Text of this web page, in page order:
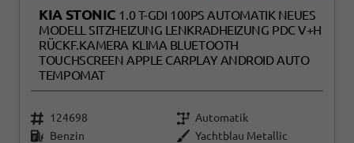
KIA STONIC 1.0 T-GDI 100PS AUTOMATIK NEUES
MODELL SITZHEIZUNG LENKRADHEIZUNG PDC V+H
RÜCKF.KAMERA KLIMA BLUETOOTH
TOUCHSCREEN APPLE CARPLAY ANDROID AUTO
TEMPOMAT
124698
Automatik
Benzin
Yachtblau Metallic